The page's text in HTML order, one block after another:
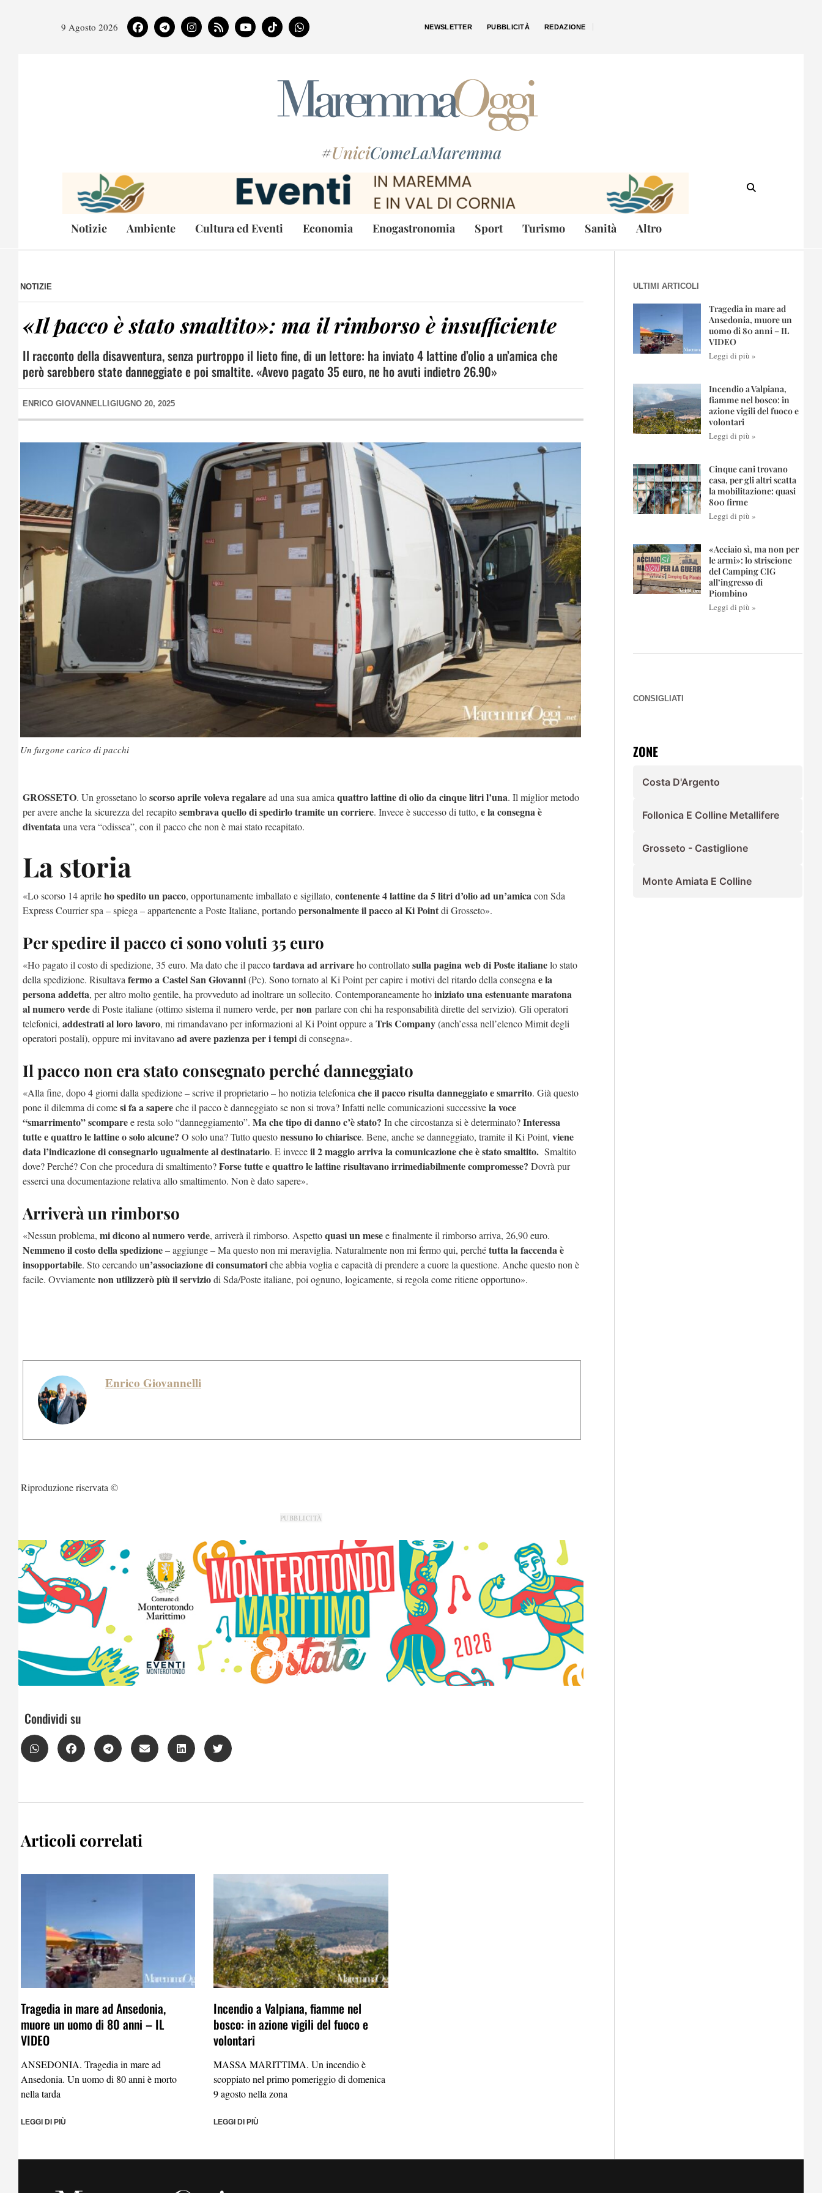
9 Agosto 2026 NEWSLETTER PUBBLICITÀ REDAZIONE
#UniciComeLaMaremma
Notizie Ambiente Cultura ed Eventi Economia Enogastronomia Sport Turismo Sanità Altro
NOTIZIE
«Il pacco è stato smaltito»: ma il rimborso è insufficiente
Il racconto della disavventura, senza purtroppo il lieto fine, di un lettore: ha inviato 4 lattine d’olio a un’amica che
però sarebbero state danneggiate e poi smaltite. «Avevo pagato 35 euro, ne ho avuti indietro 26.90»
ENRICO GIOVANNELLI GIUGNO 20, 2025
Un furgone carico di pacchi
GROSSETO. Un grossetano loscorso aprile voleva regalaread una sua amica quattro lattine di olio da cinque litri l’una. Il miglior metodo
per avere anche la sicurezza del recapitosembrava quello di spedirlo tramite un corriere. Invece è successo di tutto, e la consegna è
diventatauna vera “odissea”, con il pacco che non è mai stato recapitato.
La storia
«Lo scorso 14 aprileho spedito un pacco, opportunamente imballato e sigillato, contenente 4 lattine da 5 litri d’olio ad un’amicacon Sda
Express Courrier spa – spiega – appartenente a Poste Italiane, portandopersonalmente il pacco al Ki Pointdi Grosseto».
Per spedire il pacco ci sono voluti 35 euro
«Ho pagato il costo di spedizione, 35 euro. Ma dato che il paccotardava ad arrivareho controllatosulla pagina web di Poste italianelo stato
della spedizione. Risultava fermo a Castel San Giovanni(Pc). Sono tornato al Ki Point per capire i motivi del ritardo della consegna e la
persona addetta, per altro molto gentile, ha provveduto ad inoltrare un sollecito. Contemporaneamente hoiniziato una estenuante maratona
al numero verdedi Poste italiane (ottimo sistema il numero verde, pernon parlare con chi ha responsabilità dirette del servizio). Gli operatori
telefonici, addestrati al loro lavoro, mi rimandavano per informazioni al Ki Point oppure a Tris Company(anch’essa nell’elenco Mimit degli
operatori postali), oppure mi invitavanoad avere pazienza per i tempidi consegna».
Il pacco non era stato consegnato perché danneggiato
«Alla fine, dopo 4 giorni dalla spedizione – scrive il proprietario – ho notizia telefonica che il pacco risulta danneggiato e smarrito. Già questo
pone il dilemma di comesi fa a sapereche il pacco è danneggiato se non si trova? Infatti nelle comunicazioni successivela voce
“smarrimento” scomparee resta solo “danneggiamento”. Ma che tipo di danno c’è stato? In che circostanza si è determinato?Interessa
tutte e quattro le lattine o solo alcune? O solo una? Tutto questonessuno lo chiarisce. Bene, anche se danneggiato, tramite il Ki Point, viene
data l’indicazione di consegnarlo ugualmente al destinatario. E inveceil 2 maggio arriva la comunicazione che è stato smaltito. Smaltito
dove? Perché? Con che procedura di smaltimento?Forse tutte e quattro le lattine risultavano irrimediabilmente compromesse? Dovrà pur
esserci una documentazione relativa allo smaltimento. Non è dato sapere».
Arriverà un rimborso
«Nessun problema, mi dicono al numero verde, arriverà il rimborso. Aspettoquasi un mesee finalmente il rimborso arriva, 26,90 euro.
Nemmeno il costo della spedizione– aggiunge – Ma questo non mi meraviglia. Naturalmente non mi fermo qui, perchétutta la faccenda è
insopportabile. Sto cercando un’associazione di consumatoriche abbia voglia e capacità di prendere a cuore la questione. Anche questo non è
facile. Ovviamentenon utilizzerò più il serviziodi Sda/Poste italiane, poi ognuno, logicamente, si regola come ritiene opportuno».
Enrico Giovannelli
Riproduzione riservata ©
PUBBLICITÀ
Condividi su
Articoli correlati
Tragedia in mare ad Ansedonia,
muore un uomo di 80 anni – IL
VIDEO
ANSEDONIA. Tragedia in mare ad
Ansedonia. Un uomo di 80 anni è morto
nella tarda
LEGGI DI PIÙ
Incendio a Valpiana, fiamme nel
bosco: in azione vigili del fuoco e
volontari
MASSA MARITTIMA. Un incendio è
scoppiato nel primo pomeriggio di domenica
9 agosto nella zona
LEGGI DI PIÙ
ULTIMI ARTICOLI
Tragedia in mare ad
Ansedonia, muore un
uomo di 80 anni – IL
VIDEO
Leggi di più »
Incendio a Valpiana,
fiamme nel bosco: in
azione vigili del fuoco e
volontari
Leggi di più »
Cinque cani trovano
casa, per gli altri scatta
la mobilitazione: quasi
800 firme
Leggi di più »
«Acciaio sì, ma non per
le armi»: lo striscione
del Camping CIG
all’ingresso di
Piombino
Leggi di più »
CONSIGLIATI
ZONE
Costa D'Argento
Follonica E Colline Metallifere
Grosseto - Castiglione
Monte Amiata E Colline